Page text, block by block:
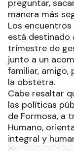
preguntar,
manera más
Los
está destinado
trimestre de
junto a un
familiar, amigo,
la obstetra.
Cabe resaltar
las políticas
de Formosa, a
Humano,
integral y
Ads